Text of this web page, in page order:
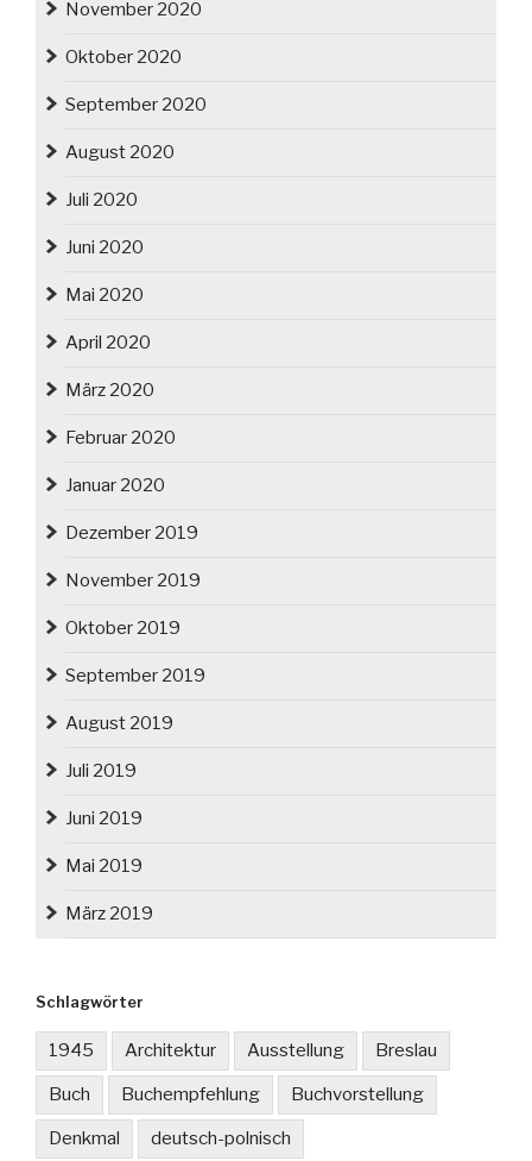
November 2020
Oktober 2020
September 2020
August 2020
Juli 2020
Juni 2020
Mai 2020
April 2020
März 2020
Februar 2020
Januar 2020
Dezember 2019
November 2019
Oktober 2019
September 2019
August 2019
Juli 2019
Juni 2019
Mai 2019
März 2019
Schlagwörter
1945 Architektur Ausstellung Breslau
Buch Buchempfehlung Buchvorstellung
Denkmal deutsch-polnisch